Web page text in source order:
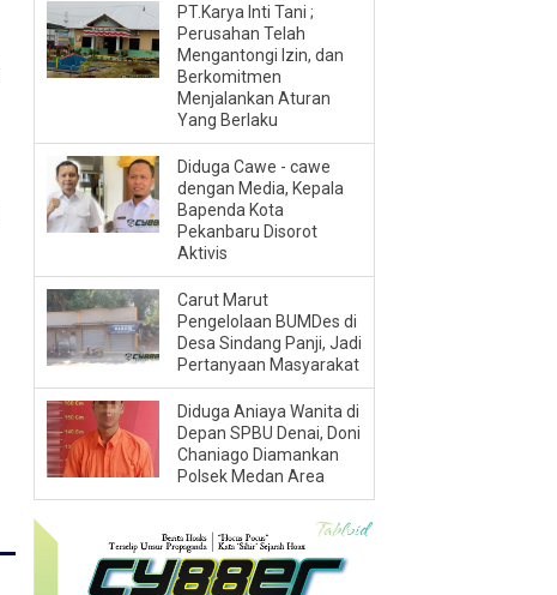
PT.Karya Inti Tani ;
Perusahan Telah
Mengantongi Izin, dan
Berkomitmen
Menjalankan Aturan
Yang Berlaku
Diduga Cawe - cawe
dengan Media, Kepala
Bapenda Kota
Pekanbaru Disorot
Aktivis
Carut Marut
Pengelolaan BUMDes di
Desa Sindang Panji, Jadi
Pertanyaan Masyarakat
Diduga Aniaya Wanita di
Depan SPBU Denai, Doni
Chaniago Diamankan
Polsek Medan Area